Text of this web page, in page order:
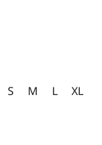
S M L XL